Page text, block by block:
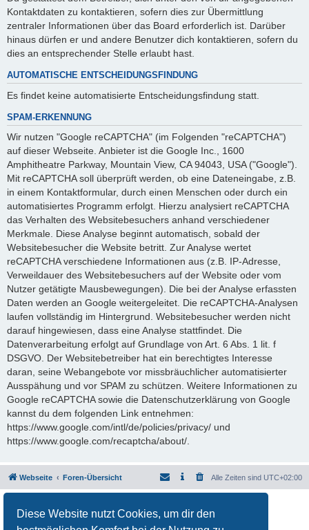
Diese Website nutzt Cookies, um dir den
Kontaktdaten zu kontaktieren, sofern dies zur Übermittlung
zentraler Informationen über das Board erforderlich ist. Darüber
hinaus dürfen er und andere Benutzer dich kontaktieren, sofern du
dies an entsprechender Stelle erlaubt hast.
AUTOMATISCHE ENTSCHEIDUNGSFINDUNG
Es findet keine automatisierte Entscheidungsfindung statt.
SPAM-ERKENNUNG
Wir nutzen "Google reCAPTCHA" (im Folgenden "reCAPTCHA")
auf dieser Webseite. Anbieter ist die Google Inc., 1600
Amphitheatre Parkway, Mountain View, CA 94043, USA ("Google").
Mit reCAPTCHA soll überprüft werden, ob eine Dateneingabe, z.B.
in einem Kontaktformular, durch einen Menschen oder durch ein
automatisiertes Programm erfolgt. Hierzu analysiert reCAPTCHA
das Verhalten des Websitebesuchers anhand verschiedener
Merkmale. Diese Analyse beginnt automatisch, sobald der
Websitebesucher die Website betritt. Zur Analyse wertet
reCAPTCHA verschiedene Informationen aus (z.B. IP-Adresse,
Verweildauer des Websitebesuchers auf der Website oder vom
Nutzer getätigte Mausbewegungen). Die bei der Analyse erfassten
Daten werden an Google weitergeleitet. Die reCAPTCHA-Analysen
laufen vollständig im Hintergrund. Websitebesucher werden nicht
darauf hingewiesen, dass eine Analyse stattfindet. Die
Datenverarbeitung erfolgt auf Grundlage von Art. 6 Abs. 1 lit. f
DSGVO. Der Websitebetreiber hat ein berechtigtes Interesse
daran, seine Webangebote vor missbräuchlicher automatisierter
Ausspähung und vor SPAM zu schützen. Weitere Informationen zu
Google reCAPTCHA sowie die Datenschutzerklärung von Google
kannst du dem folgenden Link entnehmen:
https://www.google.com/intl/de/policies/privacy/ und
https://www.google.com/recaptcha/about/.
Webseite Foren-Übersicht Alle Zeiten sind UTC+02:00
Deutsche Übersetzung durchphpBB.de
Datenschutz|Nutzungsbedingungen